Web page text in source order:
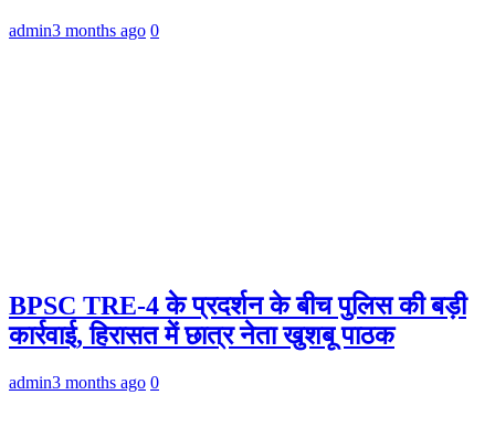
admin3 months ago 0
BPSC TRE-4 के प्रदर्शन के बीच पुलिस की बड़ी
कार्रवाई, हिरासत में छात्र नेता खुशबू पाठक
admin3 months ago 0